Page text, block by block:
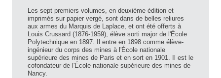
Les sept premiers volumes, en deuxième édition et
imprimés sur papier vergé, sont dans de belles reliures
aux armes du Marquis de Laplace, et ont été offerts à
Louis Crussard (1876-1959), élève sorti major de l'École
Polytechnique en 1897. Il entre en 1898 comme élève-
ingénieur du corps des mines à l'École nationale
supérieure des mines de Paris et en sort en 1901. Il est le
cofondateur de l'École nationale supérieure des mines de
Nancy.